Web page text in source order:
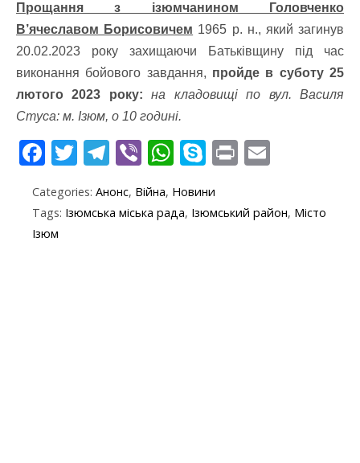
Прощання з ізюмчанином Головченко
В’ячеславом Борисовичем 1965 р. н., який загинув
20.02.2023 року захищаючи Батьківщину під час
виконання бойового завдання, пройде в суботу 25
лютого 2023 року:
на кладовищі по вул. Василя
Стуса: м. Ізюм, о 10 годині.
F
e
b
T
itt
T
e
Vi
b
er
W
at
s
S
y
Pr
t ai
Categories: Анонс, Війна, Новини
Tags: Ізюмська міська рада, Ізюмський район, Місто
Ізюм